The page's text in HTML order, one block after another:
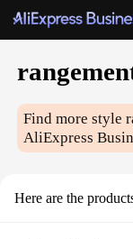
Find more style
AliExpress
Here are the